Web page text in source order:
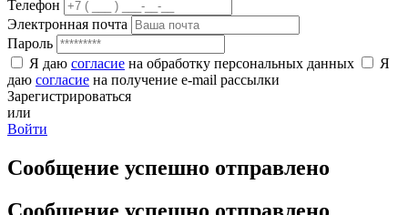
Телефон
Электронная почта
Пароль
Я даю согласие на обработку персональных данных
Я
даю согласие на получение e-mail рассылки
Зарегистрироваться
или
Войти
Сообщение успешно отправлено
Сообщение успешно отправлено